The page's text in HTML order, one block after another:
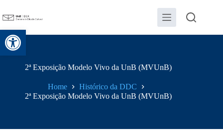
Abrir a barra de ferramentas
2ª Exposição Modelo Vivo da UnB (MVUnB)
Home
Histórico da DDC
2ª Exposição Modelo Vivo da UnB (MVUnB)